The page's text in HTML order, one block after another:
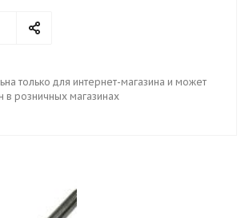
только для интернет-магазина и может
в розничных магазинах